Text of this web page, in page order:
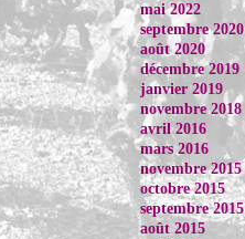
mai 2022
septembre 2020
août 2020
décembre 2019
janvier 2019
novembre 2018
avril 2016
mars 2016
novembre 2015
octobre 2015
septembre 2015
août 2015